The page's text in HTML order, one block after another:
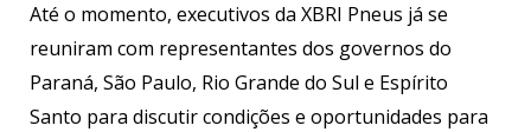
Até o momento, executivos da XBRI Pneus já se
reuniram com representantes dos governos do
Paraná, São Paulo, Rio Grande do Sul e Espírito
Santo para discutir condições e oportunidades para